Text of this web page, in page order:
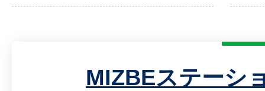
MIZBEステーシ